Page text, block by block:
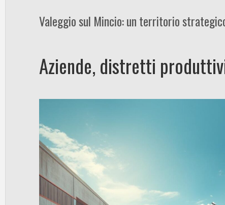
Valeggio sul Mincio: un territorio
Aziende, distretti